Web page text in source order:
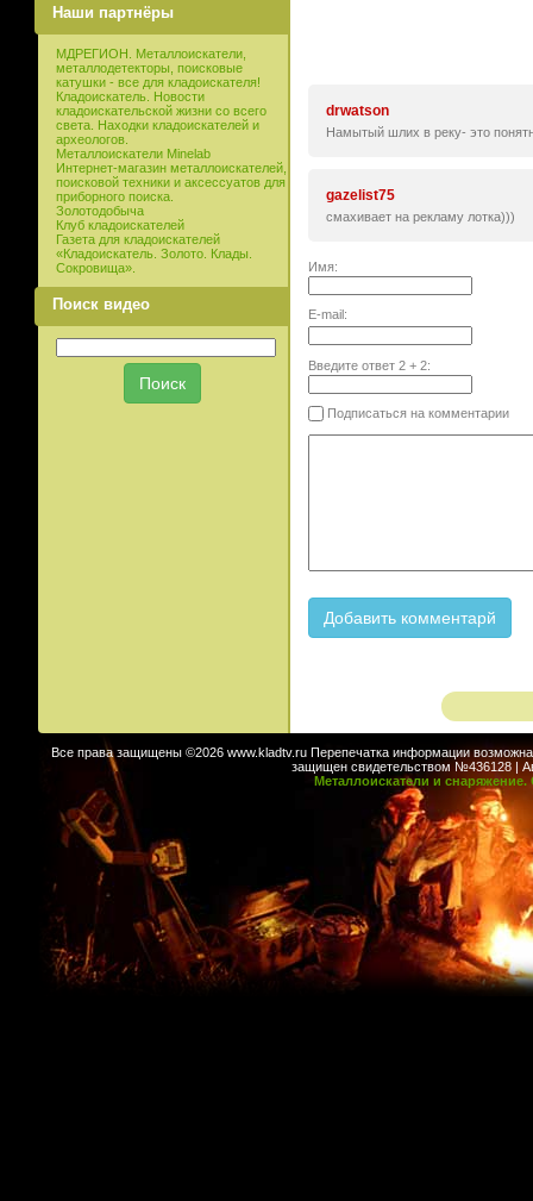
Наши партнёры
МДРЕГИОН. Металлоискатели,
металлодетекторы, поисковые
катушки - все для кладоискателя!
Кладоискатель. Новости
кладоискательской жизни со всего
света. Находки кладоискателей и
археологов.
Металлоискатели Minelab
Интернет-магазин металлоискателей,
поисковой техники и аксессуатов для
приборного поиска.
Золотодобыча
Клуб кладоискателей
Газета для кладоискателей
«Кладоискатель. Золото. Клады.
Сокровища».
Поиск видео
drwatson
Намытый шлих в реку- это
gazelist75
смахивает на рекламу лотка)))
Имя:
E-mail:
Введите ответ 2+ 2:
Подписаться на комментарии
Все права защищены ©2026 www.kladtv.ru Перепечатка информации возможна
защищен свидетельством №436128 |
Металлоискатели и